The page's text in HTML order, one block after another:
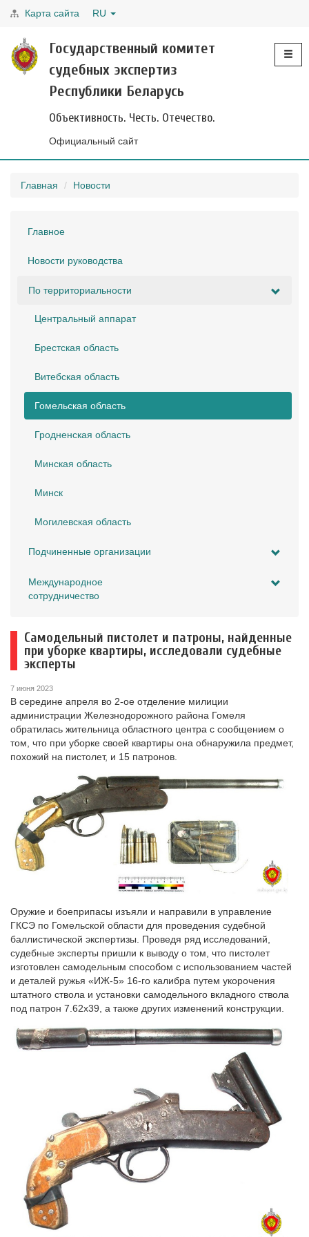
Карта сайта RU
Государственный комитет
судебных экспертиз
Республики Беларусь
Объективность. Честь. Отечество.
Официальный сайт
Главная Новости
Главное
Новости руководства
По территориальности
Центральный аппарат
Брестская область
Витебская область
Гомельская область
Гродненская область
Минская область
Минск
Могилевская область
Подчиненные организации
Международное
сотрудничество
Самодельный пистолет и патроны, найденные
при уборке квартиры, исследовали судебные
эксперты
7 июня 2023
В середине апреля во 2-ое отделение милиции
администрации Железнодорожного района Гомеля
обратилась жительница областного центра с сообщением о
том, что при уборке своей квартиры она обнаружила предмет,
похожий на пистолет, и 15 патронов.
Оружие и боеприпасы изъяли и направили в управление
ГКСЭ по Гомельской области для проведения судебной
баллистической экспертизы. Проведя ряд исследований,
судебные эксперты пришли к выводу о том, что пистолет
изготовлен самодельным способом с использованием частей
и деталей ружья «ИЖ-5» 16-го калибра путем укорочения
штатного ствола и установки самодельного вкладного ствола
под патрон 7.62х39, а также других изменений конструкции.